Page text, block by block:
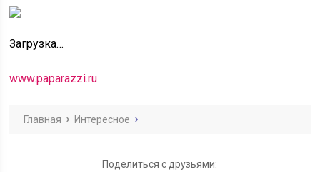
Загрузка…
www.paparazzi.ru
Главная Интересное
Поделиться с друзьями: